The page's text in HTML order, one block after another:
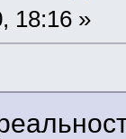
18:16 »